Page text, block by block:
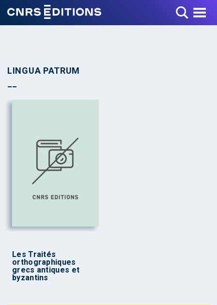
Toggle Menu
LINGUA PATRUM
Les Traités
orthographiques
grecs antiques et
byzantins